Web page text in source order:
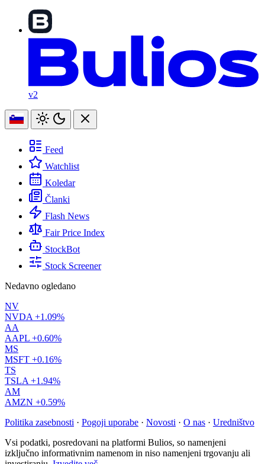
v2
Feed
Watchlist
Koledar
Članki
Flash News
Fair Price Index
StockBot
Stock Screener
Nedavno ogledano
NV
NVDA +1.09%
AA
AAPL +0.60%
MS
MSFT +0.16%
TS
TSLA +1.94%
AM
AMZN +0.59%
Politika zasebnosti · Pogoji uporabe · Novosti · O nas · Uredništvo
Vsi podatki, posredovani na platformi Bulios, so namenjeni
izključno informativnim namenom in niso namenjeni trgovanju ali